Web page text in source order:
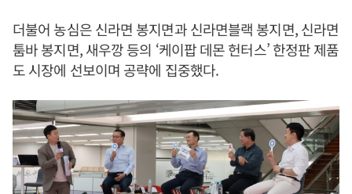
더불어 농심은 신라면 봉지면과 신라면블랙 봉지면, 신라면
툼바 봉지면, 새우깡 등의 ‘케이팝 데몬 헌터스’ 한정판 제품
도 시장에 선보이며 공략에 집중했다.